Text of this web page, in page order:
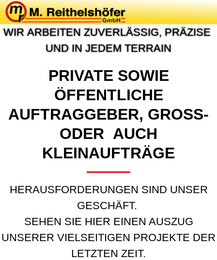
PROJEKTE & REFERENZEN
WIR ARBEITEN ZUVERLÄSSIG, PRÄZISE
UND IN JEDEM TERRAIN
PRIVATE SOWIE
ÖFFENTLICHE
AUFTRAGGEBER, GROSS- O
DER AUCH K
LEINAUFTRÄGE
HERAUSFORDERUNGEN SIND UNSER
GESCHÄFT.
SEHEN SIE HIER EINEN AUSZUG
UNSERER VIELSEITIGEN PROJEKTE DER
LETZTEN ZEIT.